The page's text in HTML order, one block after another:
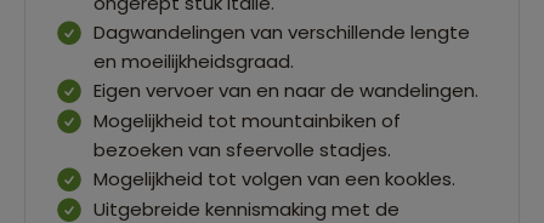
Dagwandelingen van verschillende lengte
en moeilijkheidsgraad.
Eigen vervoer van en naar de wandelingen.
Mogelijkheid tot mountainbiken of
bezoeken van sfeervolle stadjes.
Mogelijkheid tot volgen van een kookles.
Uitgebreide kennismaking met de